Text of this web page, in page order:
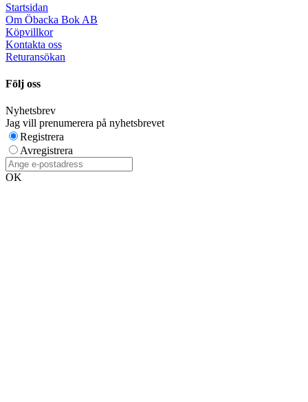
Startsidan
Om Öbacka Bok AB
Köpvillkor
Kontakta oss
Returansökan
Följ oss
Nyhetsbrev
Jag vill prenumerera på nyhetsbrevet
Registrera
Avregistrera
OK